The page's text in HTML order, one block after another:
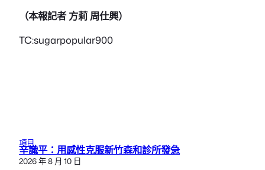
（本報記者 方莉 周仕興）
TC:sugarpopular900
項目
辛識平：用感性克服新竹森和診所發急
2026 年 8 月 10 日